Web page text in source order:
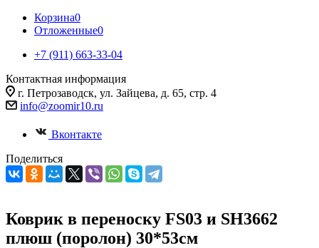
Корзина0
Отложенные0
+7 (911) 663-33-04
Контактная информация
г. Петрозаводск, ул. Зайцева, д. 65, стр. 4
info@zoomir10.ru
Вконтакте
Поделиться
Коврик в переноску FS03 и SH3662
плюш (поролон) 30*53см